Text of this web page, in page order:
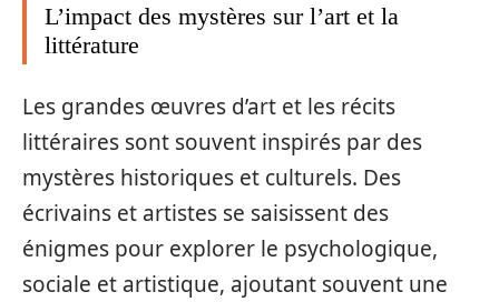
L’impact des mystères sur l’art et la
littérature
Les grandes œuvres d’art et les récits
littéraires sont souvent inspirés par des
mystères historiques et culturels. Des
écrivains et artistes se saisissent des
énigmes pour explorer le psychologique,
sociale et artistique, ajoutant souvent une